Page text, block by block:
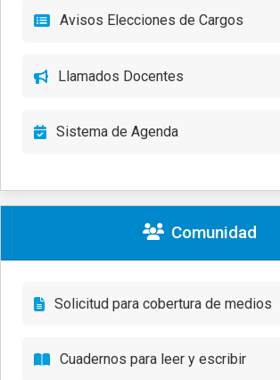
Avisos Elecciones de Cargos
Llamados Docentes
Sistema de Agenda
Comunidad
Solicitud para cobertura de medios
Cuadernos para leer y escribir